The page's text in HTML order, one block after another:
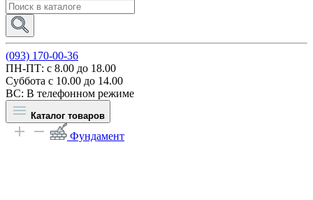
(093) 170-00-36
ПН-ПТ: c 8.00 до 18.00
Суббота с 10.00 до 14.00
ВС: В телефонном режиме
Каталог товаров
Фундамент